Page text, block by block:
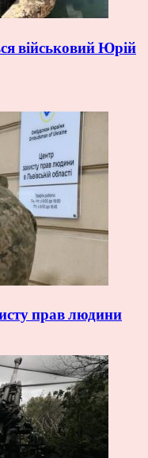
військовий Юрій
прав людини